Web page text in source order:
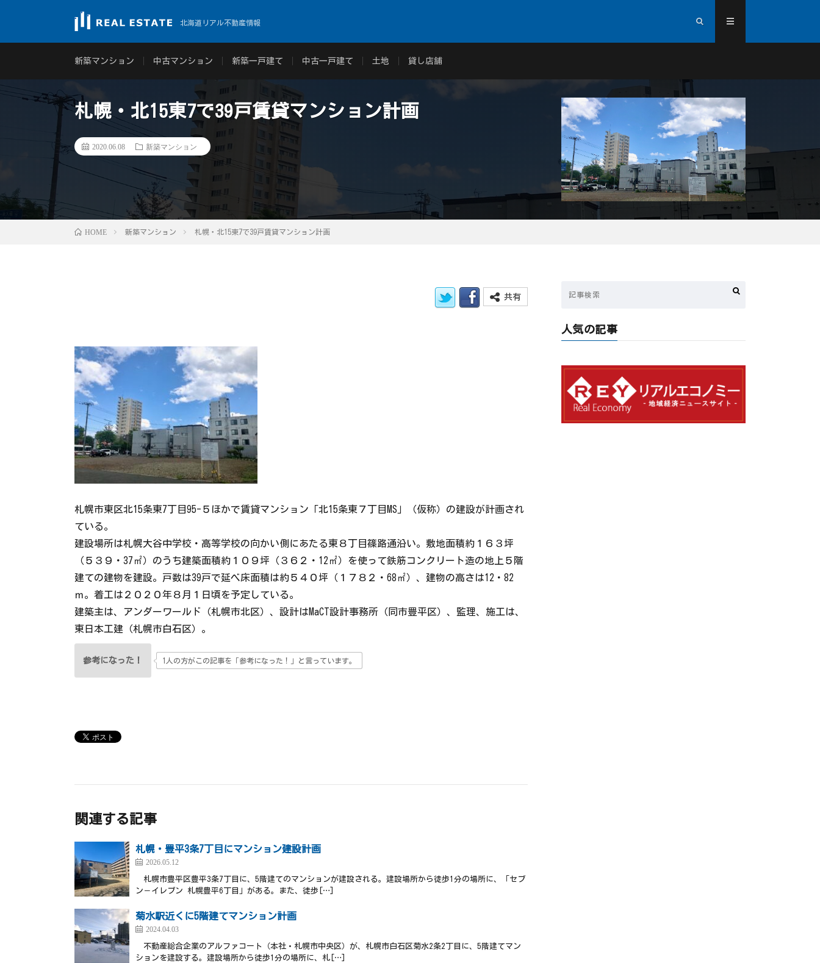
北海道リアル不動産情報
新築マンション 中古マンション 新築一戸建て 中古一戸建て 土地 貸し店舗
札幌・北15東7で39戸賃貸マンション計画
2020.06.08 新築マンション
HOME 新築マンション 札幌・北15東7で39戸賃貸マンション計画
共有
札幌市東区北15条東7丁目95-５ほかで賃貸マンション「北15条東７丁目MS」（仮称）の建設が計画され
ている。
建設場所は札幌大谷中学校・高等学校の向かい側にあたる東８丁目篠路通沿い。敷地面積約１６３坪
（５３９・37㎡）のうち建築面積約１０９坪（３６２・12㎡）を使って鉄筋コンクリート造の地上５階
建ての建物を建設。戸数は39戸で延べ床面積は約５４０坪（１７８２・68㎡）、建物の高さは12・82
ｍ。着工は２０２０年８月１日頃を予定している。
建築主は、アンダーワールド（札幌市北区）、設計はMaCT設計事務所（同市豊平区）、監理、施工は、
東日本工建（札幌市白石区）。
参考になった！ 1人の方がこの記事を「参考になった！」と言っています。
関連する記事
札幌・豊平3条7丁目にマンション建設計画
2026.05.12
札幌市豊平区豊平3条7丁目に、5階建てのマンションが建設される。建設場所から徒歩1分の場所に、「セブ
ン－イレブン 札幌豊平6丁目」がある。また、徒歩[…]
菊水駅近くに5階建てマンション計画
2024.04.03
不動産総合企業のアルファコート（本社・札幌市中央区）が、札幌市白石区菊水2条2丁目に、5階建てマン
ションを建設する。建設場所から徒歩1分の場所に、札[…]
人気の記事